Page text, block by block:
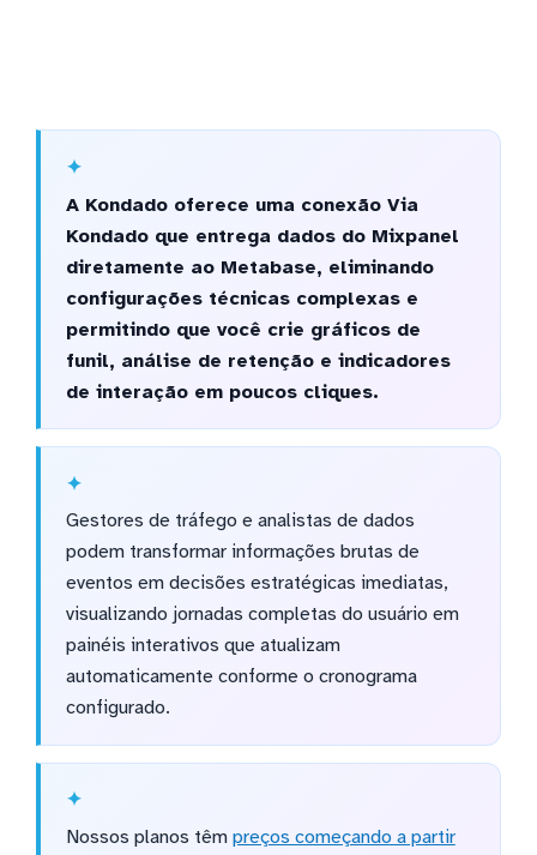
A Kondado oferece uma conexão Via
Kondado que entrega dados do Mixpanel
diretamente ao Metabase, eliminando
configurações técnicas complexas e
permitindo que você crie gráficos de
funil, análise de retenção e indicadores
de interação em poucos cliques.
Gestores de tráfego e analistas de dados
podem transformar informações brutas de
eventos em decisões estratégicas imediatas,
visualizando jornadas completas do usuário em
painéis interativos que atualizam
automaticamente conforme o cronograma
configurado.
Nossos planos têm preços começando a partir